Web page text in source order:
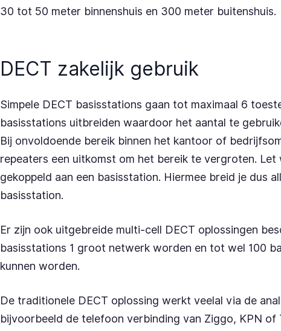
30 tot 50 meter binnenshuis en 300 meter buitenshuis.
DECT zakelijk gebruik
Simpele DECT basisstations gaan tot maximaal 6
basisstations uitbreiden waardoor het aantal te
Bij onvoldoende bereik binnen het kantoor of
repeaters een uitkomst om het bereik te vergroten. Let
gekoppeld aan een basisstation. Hiermee breid je dus
basisstation.
Er zijn ook uitgebreide multi-cell DECT oplossingen
basisstations 1 groot netwerk worden en tot wel 100
kunnen worden.
De traditionele DECT oplossing werkt veelal via de
bijvoorbeeld de telefoon verbinding van Ziggo, KPN of